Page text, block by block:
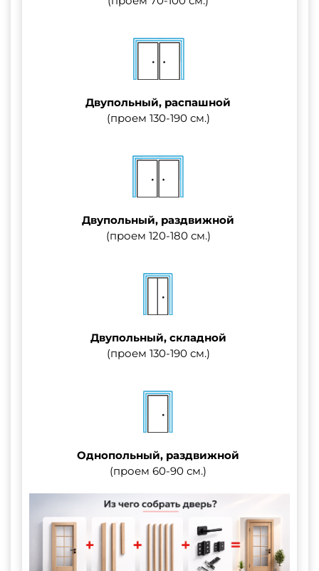
Двупольный, распашной
(проем 130-190 см.)
Двупольный, раздвижной
(проем 120-180 см.)
Двупольный, складной
(проем 130-190 см.)
Однопольный, раздвижной
(проем 60-90 см.)